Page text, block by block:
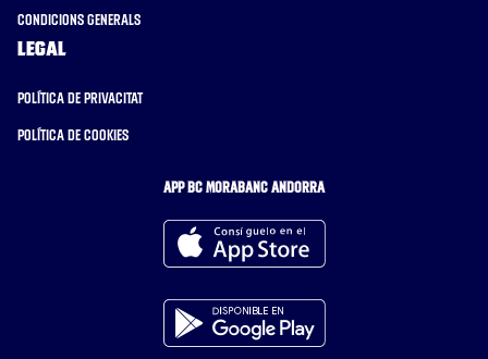
Condicions generals
Legal
Política de privacitat
Política de cookies
APP BC MORABANC ANDORRA